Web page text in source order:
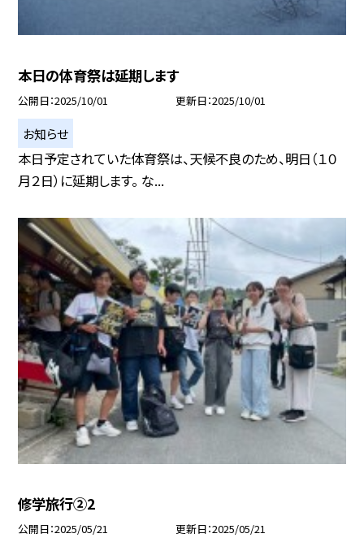
本日の体育祭は延期します
公開日 2025/10/01 更新日 2025/10/01
お知らせ
本日予定されていた体育祭は、天候不良のため、明日（１０
月２日）に延期します。 な...
修学旅行②2
公開日 2025/05/21 更新日 2025/05/21